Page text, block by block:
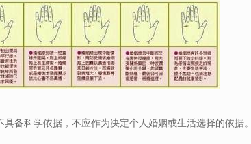
备科学依据，不应作为决定个人婚姻或生活选择的依据